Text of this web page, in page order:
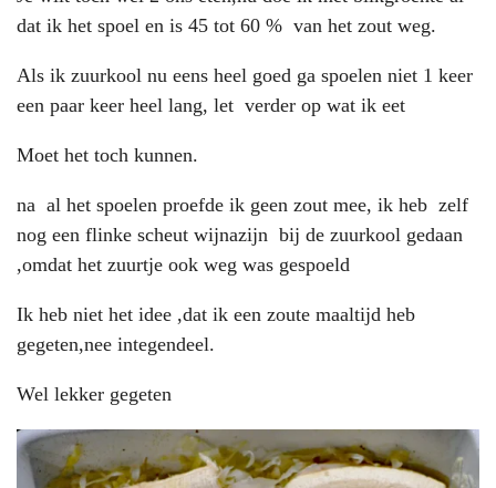
dat ik het spoel en is 45 tot 60 % van het zout weg.
Als ik zuurkool nu eens heel goed ga spoelen niet 1 keer
een paar keer heel lang, let verder op wat ik eet
Moet het toch kunnen.
na al het spoelen proefde ik geen zout mee, ik heb zelf
nog een flinke scheut wijnazijn bij de zuurkool gedaan
,omdat het zuurtje ook weg was gespoeld
Ik heb niet het idee ,dat ik een zoute maaltijd heb
gegeten,nee integendeel.
Wel lekker gegeten